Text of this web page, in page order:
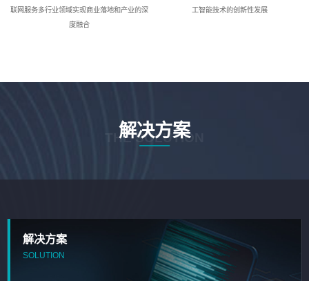
联网服务多行业领域实现商业落地和产业的深
度融合
工智能技术的创新性发展
解决方案
THE SOLUTION
解决方案
SOLUTION